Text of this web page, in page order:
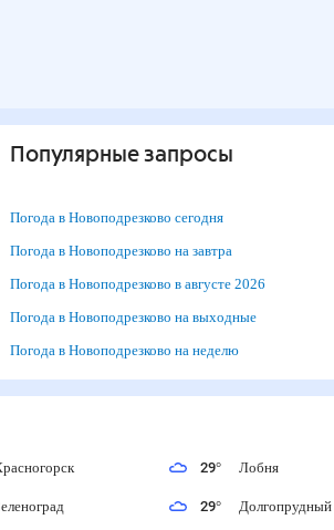
Популярные запросы
Погода в Новоподрезково сегодня
Погода в Новоподрезково на завтра
Погода в Новоподрезково в августе 2026
Погода в Новоподрезково на выходные
Погода в Новоподрезково на неделю
29° Лобня
29° Долгопрудный